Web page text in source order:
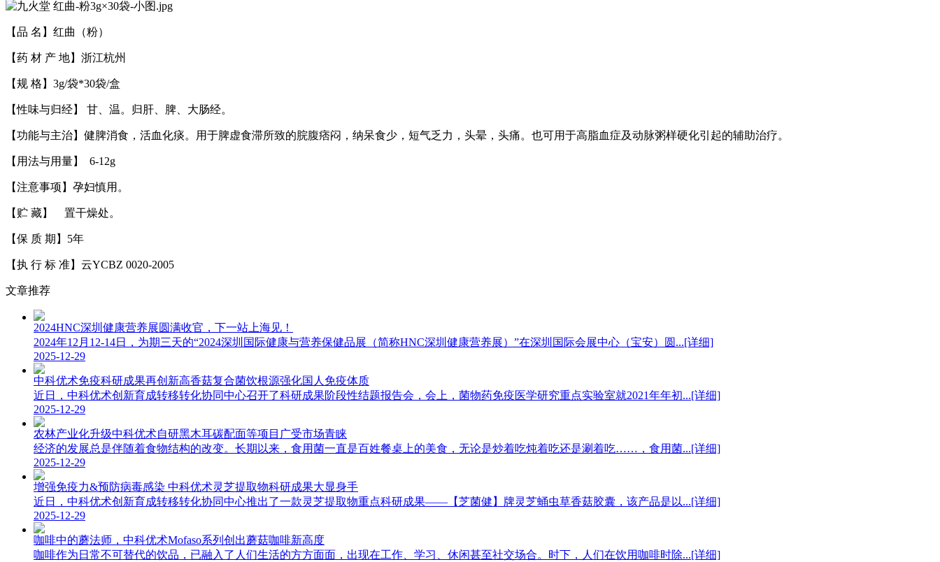
【品 名】红曲（粉）
【药 材 产 地】浙江杭州
【规 格】3g/袋*30袋/盒
【性味与归经】 甘、温。归肝、脾、大肠经。
【功能与主治】健脾消食，活血化痰。用于脾虚食滞所致的脘腹痞闷，纳呆食少，短气乏力，头晕，头痛。也可用于高脂血症及动脉粥样硬化引起的辅助治疗。
【用法与用量】 6-12g
【注意事项】孕妇慎用。
【贮 藏】 置干燥处。
【保 质 期】5年
【执 行 标 准】云YCBZ 0020-2005
文章推荐
2024HNC深圳健康营养展圆满收官，下一站上海见！
2024年12月12-14日，为期三天的“2024深圳国际健康与营养保健品展（简称HNC深圳健康营养展）”在深圳国际会展中心（宝安）圆...[详细]
2025-12-29
中科优术免疫科研成果再创新高香菇复合菌饮根源强化国人免疫体质
近日，中科优术创新育成转移转化协同中心召开了科研成果阶段性结题报告会，会上，菌物药免疫医学研究重点实验室就2021年年初...[详细]
2025-12-29
农林产业化升级中科优术自研黑木耳碳配面等项目广受市场青睐
经济的发展总是伴随着食物结构的改变。长期以来，食用菌一直是百姓餐桌上的美食，无论是炒着吃炖着吃还是涮着吃……，食用菌...[详细]
2025-12-29
增强免疫力&预防病毒感染 中科优术灵芝提取物科研成果大显身手
近日，中科优术创新育成转移转化协同中心推出了一款灵芝提取物重点科研成果——【芝菌健】牌灵芝蛹虫草香菇胶囊，该产品是以...[详细]
2025-12-29
咖啡中的蘑法师，中科优术Mofaso系列创出蘑菇咖啡新高度
咖啡作为日常不可替代的饮品，已融入了人们生活的方方面面，出现在工作、学习、休闲甚至社交场合。时下，人们在饮用咖啡时除...[详细]